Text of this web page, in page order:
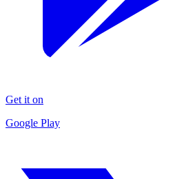
Get it on
Google Play